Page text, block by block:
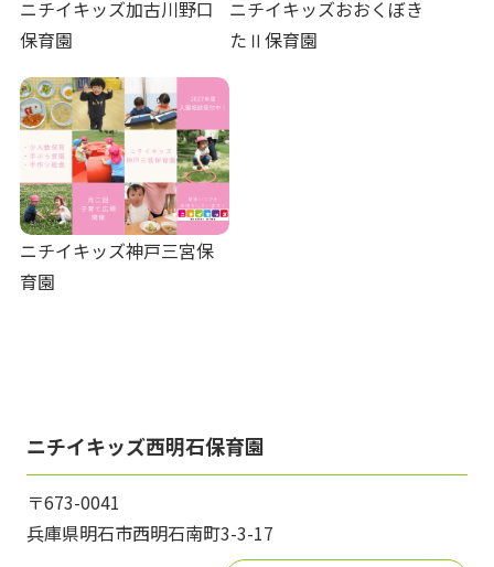
ニチイキッズ加古川野口
保育園
ニチイキッズおおくぼき
たⅡ保育園
ニチイキッズ神戸三宮保
育園
ニチイキッズ西明石保育園
〒673-0041
兵庫県明石市西明石南町3-3-17